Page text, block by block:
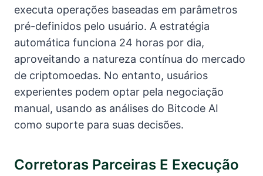
executa operações baseadas em parâmetros
pré-definidos pelo usuário. A estratégia
automática funciona 24 horas por dia,
aproveitando a natureza contínua do mercado
de criptomoedas. No entanto, usuários
experientes podem optar pela negociação
manual, usando as análises do Bitcode AI
como suporte para suas decisões.
Corretoras Parceiras E Execução